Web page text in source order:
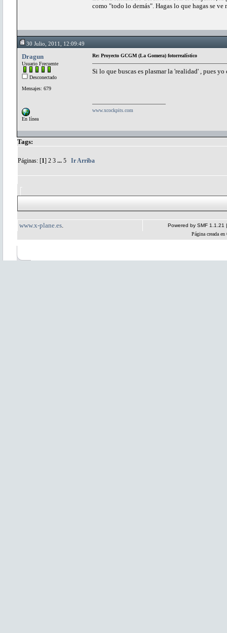
como "todo lo demás". Hagas lo que hagas se
30 Julio, 2011, 12:09:49
Dragun
Usuario Frecuente
Desconectado
Mensajes: 679
En línea
Re: Proyecto GCGM (La Gomera) fotorrealístico
Si lo que buscas es plasmar la 'realidad' , pues
www.xcockpits.com
Tags:
Páginas: [1] 2 3 ... 5 Ir Arriba
www.x-plane.es Powered by SMF 1.1.21
Página creada